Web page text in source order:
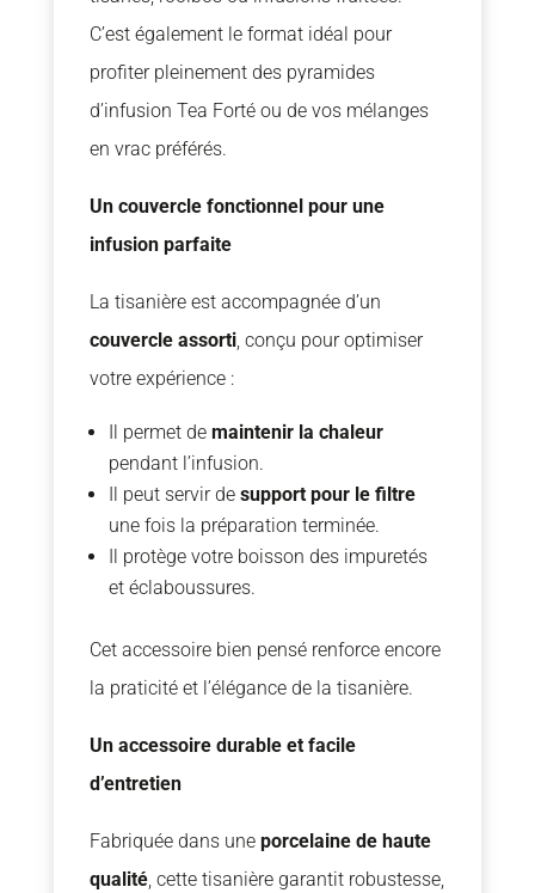
C’est également le format idéal pour
profiter pleinement des pyramides
d’infusion Tea Forté ou de vos mélanges
en vrac préférés.
Un couvercle fonctionnel pour une
infusion parfaite
La tisanière est accompagnée d’un
couvercle assorti, conçu pour optimiser
votre expérience :
Il permet de maintenir la chaleur
pendant l’infusion.
Il peut servir de support pour le filtre
une fois la préparation terminée.
Il protège votre boisson des impuretés
et éclaboussures.
Cet accessoire bien pensé renforce encore
la praticité et l’élégance de la tisanière.
Un accessoire durable et facile
d’entretien
Fabriquée dans une porcelaine de haute
qualité, cette tisanière garantit robustesse,